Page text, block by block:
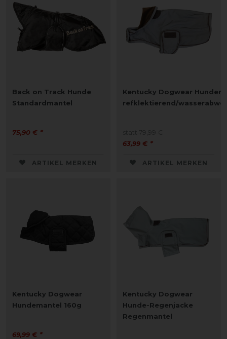
Back on Track Hunde
Standardmantel
75,90 € *
ARTIKEL MERKEN
Kentucky Dogwear
refklektierend/
63,99 € *
ARTIKEL MERKEN
Kentucky Dogwear
Hundemantel 160g
69,99 € *
Kentucky Dogwear
Hunde-Regenjacke
Regenmantel